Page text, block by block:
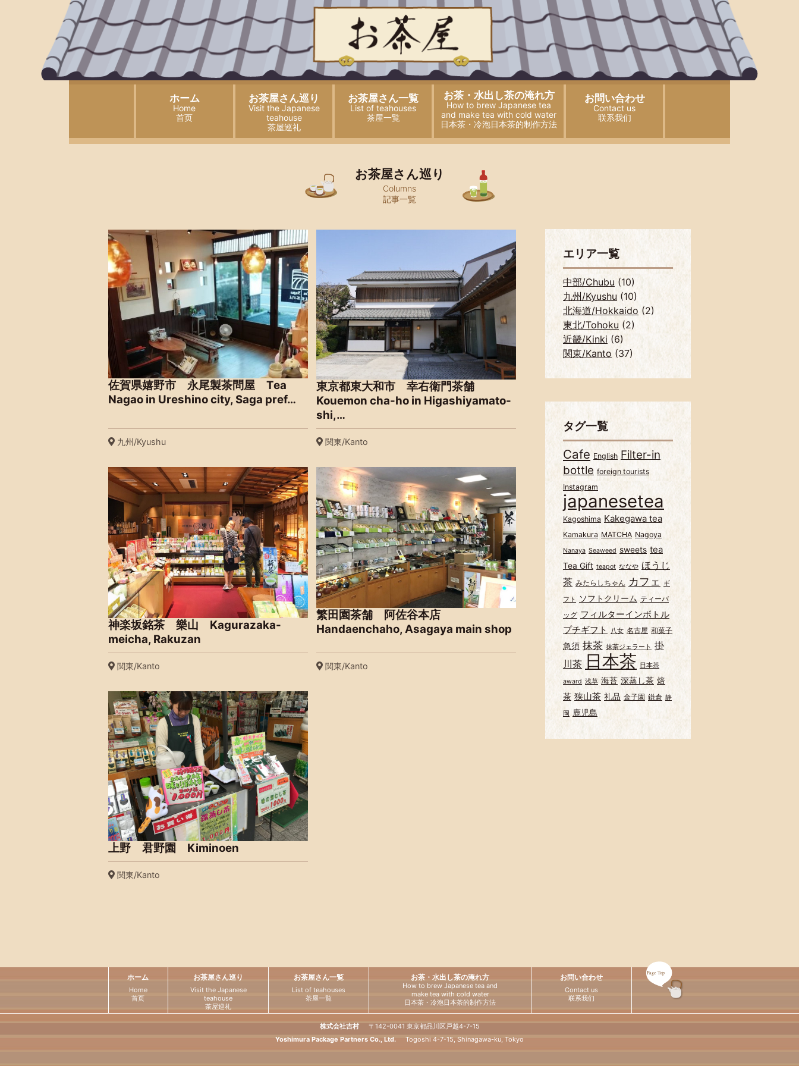
ホーム
Home
首页
お茶屋さん巡り
Visit the Japanese
teahouse
茶屋巡礼
お茶屋さん一覧
List of teahouses
茶屋一覧
お茶・水出し茶の淹れ方
How to brew Japanese tea
and make tea with cold water
日本茶・冷泡日本茶的制作方法
お問い合わせ
Contact us
联系我们
お茶屋さん巡り
Columns
記事一覧
佐賀県嬉野市 永尾製茶問屋 Tea
Nagao in Ureshino city, Saga pref…
九州/Kyushu
東京都東大和市 幸右衛門茶舗
Kouemon cha-ho in Higashiyamato-
shi,…
関東/Kanto
神楽坂銘茶 樂山 Kagurazaka-
meicha, Rakuzan
関東/Kanto
繁田園茶舗 阿佐谷本店
Handaenchaho, Asagaya main shop
関東/Kanto
上野 君野園 Kiminoen
関東/Kanto
エリア一覧
中部/Chubu (10)
九州/Kyushu (10)
北海道/Hokkaido (2)
東北/Tohoku (2)
近畿/Kinki (6)
関東/Kanto (37)
タグ一覧
Cafe English Filter-in
bottle foreign tourists
Instagram
japanesetea
Kagoshima Kakegawa tea
Kamakura MATCHA Nagoya
Nanaya Seaweed sweets tea
Tea Gift teapot ななや ほうじ
茶 みたらしちゃん カフェ ギ
フト ソフトクリーム ティーバ
ッグ フィルターインボトル
プチギフト
八女 名古屋 和菓子
急須 抹茶 抹茶ジェラート 掛
川茶 日本茶 日本茶
award 浅草 海苔 深蒸し茶 焙
茶 狭山茶 礼品 金子園 鎌倉 静
岡 鹿児島
ホーム
Home
首页
お茶屋さん巡り
Visit the Japanese
teahouse
茶屋巡礼
お茶屋さん一覧
List of teahouses
茶屋一覧
お茶・水出し茶の淹れ方
How to brew Japanese tea and
make tea with cold water
日本茶・冷泡日本茶的制作方法
日本語 English 한국어 简体中文 繁體中文 ไทย Français Deutsch Español Русский Italiano
お問い合わせ
Contact us
联系我们
Page Top
株式会社吉村
〒142-0041 東京都品川区戸越4-7-15
Yoshimura Package Partners Co., Ltd.
Togoshi 4-7-15, Shinagawa-ku, Tokyo